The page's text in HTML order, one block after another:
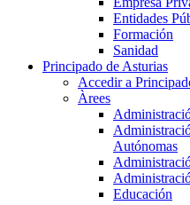
Entidades
Formación
Sanidad
Principado de Asturias
Accedir a
Àrees
Autónomas
Educación